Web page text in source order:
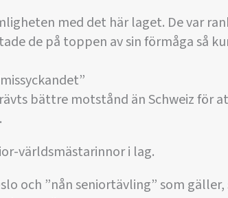
med det här laget. De var
de på toppen av sin förmåga så
bättre motstånd än Schweiz för
världsmästarinnor i lag.
och ”nån seniortävling” som